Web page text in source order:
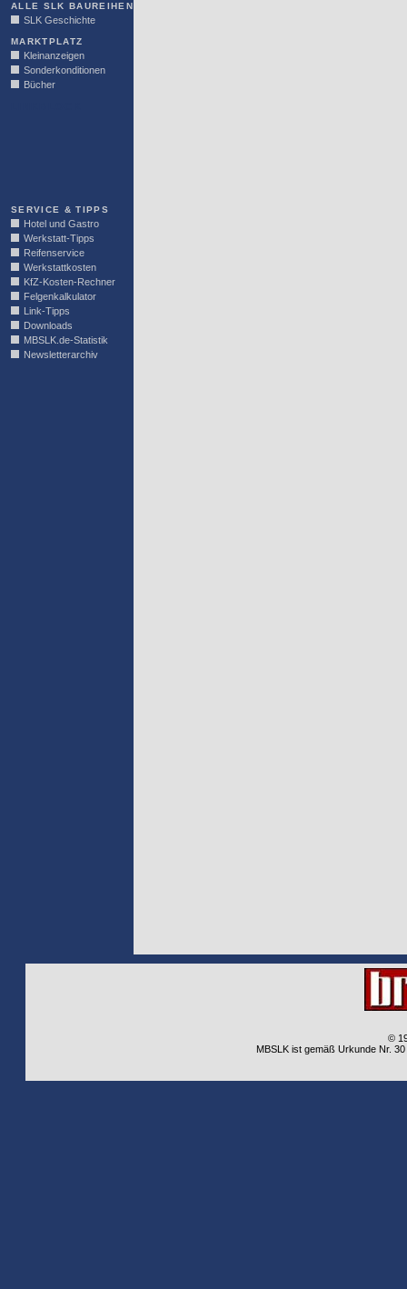
ALLE SLK BAUREIHEN
SLK Geschichte
MARKTPLATZ
Kleinanzeigen
Sonderkonditionen
Bücher
SERVICE & TIPPS
Hotel und Gastro
Werkstatt-Tipps
Reifenservice
Werkstattkosten
KfZ-Kosten-Rechner
Felgenkalkulator
Link-Tipps
Downloads
MBSLK.de-Statistik
Newsletterarchiv
©
MBSLK ist gemäß Urkunde Nr.